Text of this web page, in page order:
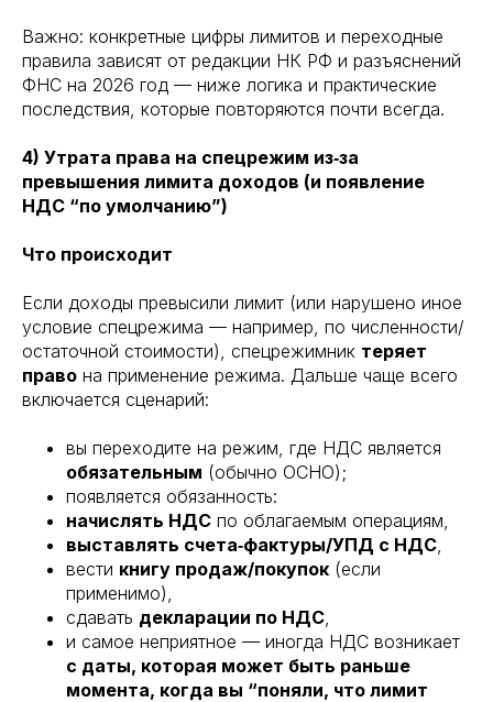
Важно: конкретные цифры лимитов и переходные
правила зависят от редакции НК РФ и разъяснений
ФНС на 2026 год — ниже логика и практические
последствия, которые повторяются почти всегда.
4) Утрата права на спецрежим из‑за
превышения лимита доходов (и появление
НДС “по умолчанию”)
Что происходит
Если доходы превысили лимит (или нарушено иное
условие спецрежима — например, по численности/
остаточной стоимости), спецрежимник теряет
право на применение режима. Дальше чаще всего
включается сценарий:
вы переходите на режим, где НДС является
обязательным (обычно ОСНО);
появляется обязанность:
начислять НДС по облагаемым операциям,
выставлять счета‑фактуры/УПД с НДС,
вести книгу продаж/покупок (если
применимо),
сдавать декларации по НДС,
и самое неприятное — иногда НДС возникает
с даты, которая может быть раньше
момента, когда вы “поняли, что лимит